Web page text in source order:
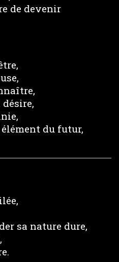
de devenir
du futur,
sa nature dure,